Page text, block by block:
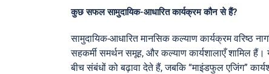
कुछ सफल सामुदायिक-आधारित कार्यक्रम कौन से हैं?
सामुदायिक-आधारित मानसिक कल्याण कार्यक्रम वरिष्ठ
सहकर्मी समर्थन समूह, और कल्याण कार्यशालाएँ शामिल
बीच संबंधों को बढ़ावा देते हैं, जबकि “माइंडफुल एजिंग”